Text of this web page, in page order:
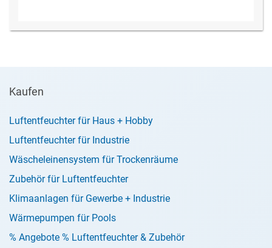
Kaufen
Luftentfeuchter für Haus + Hobby
Luftentfeuchter für Industrie
Wäscheleinensystem für Trockenräume
Zubehör für Luftentfeuchter
Klimaanlagen für Gewerbe + Industrie
Wärmepumpen für Pools
% Angebote % Luftentfeuchter & Zubehör